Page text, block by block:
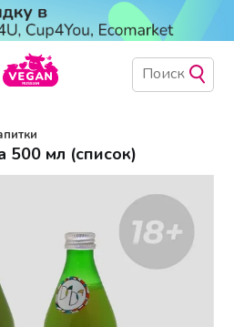
500 мл (список)